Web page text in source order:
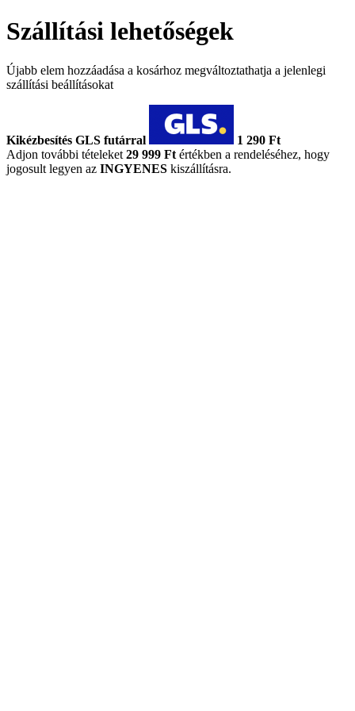
Szállítási lehetőségek
Újabb elem hozzáadása a kosárhoz megváltoztathatja a jelenlegi
szállítási beállításokat
Kikézbesítés GLS futárral
1 290 Ft
Adjon további tételeket 29 999 Ft értékben a rendeléséhez, hogy
jogosult legyen az INGYENES kiszállításra.